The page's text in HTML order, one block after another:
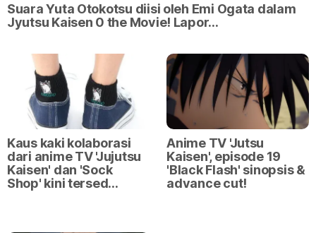
Suara Yuta Otokotsu diisi oleh Emi Ogata dalam
Jyutsu Kaisen 0 the Movie! Lapor…
Kaus kaki kolaborasi
dari anime TV 'Jujutsu
Kaisen' dan 'Sock
Shop' kini tersed…
Anime TV 'Jutsu
Kaisen', episode 19
'Black Flash' sinopsis &
advance cut!